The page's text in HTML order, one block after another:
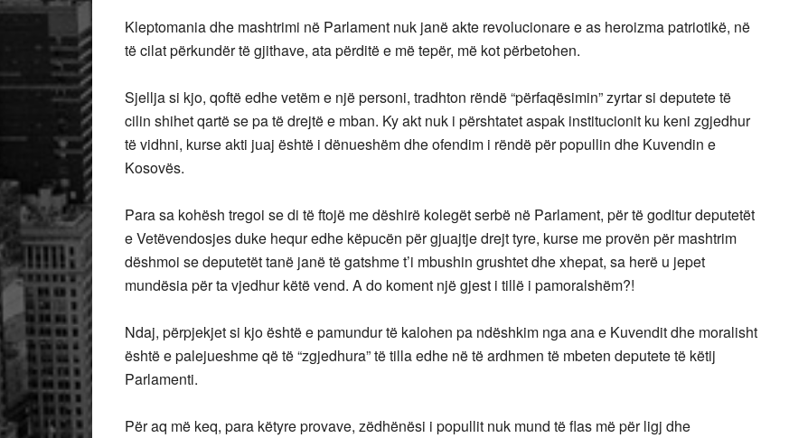
Kleptomania dhe mashtrimi në Parlament nuk janë akte revolucionare e as heroizma patriotikë, në
të cilat përkundër të gjithave, ata përditë e më tepër, më kot përbetohen.
Sjellja si kjo, qoftë edhe vetëm e një personi, tradhton rëndë “përfaqësimin” zyrtar si deputete të
cilin shihet qartë se pa të drejtë e mban. Ky akt nuk i përshtatet aspak institucionit ku keni zgjedhur
të vidhni, kurse akti juaj është i dënueshëm dhe ofendim i rëndë për popullin dhe Kuvendin e
Kosovës.
Para sa kohësh tregoi se di të ftojë me dëshirë kolegët serbë në Parlament, për të goditur deputetët
e Vetëvendosjes duke hequr edhe këpucën për gjuajtje drejt tyre, kurse me provën për mashtrim
dëshmoi se deputetët tanë janë të gatshme t’i mbushin grushtet dhe xhepat, sa herë u jepet
mundësia për ta vjedhur këtë vend. A do koment një gjest i tillë i pamoralshëm?!
Ndaj, përpjekjet si kjo është e pamundur të kalohen pa ndëshkim nga ana e Kuvendit dhe moralisht
është e palejueshme që të “zgjedhura” të tilla edhe në të ardhmen të mbeten deputete të këtij
Parlamenti.
Për aq më keq, para këtyre provave, zëdhënësi i popullit nuk mund të flas më për ligj dhe